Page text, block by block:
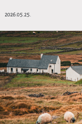
2026.05.25.